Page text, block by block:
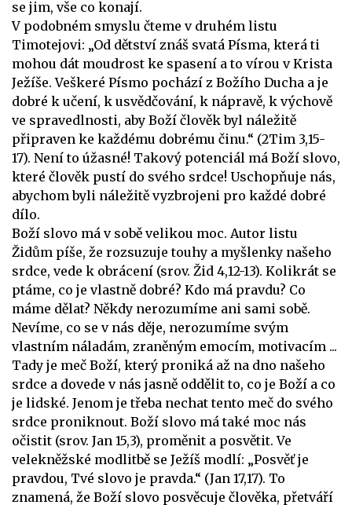
se jim, vše co konají.
V podobném smyslu čteme v druhém listu
Timotejovi: „Od dětství znáš svatá Písma, která ti
mohou dát moudrost ke spasení a to vírou v Krista
Ježíše. Veškeré Písmo pochází z Božího Ducha a je
dobré k učení, k usvědčování, k nápravě, k výchově
ve spravedlnosti, aby Boží člověk byl náležitě
připraven ke každému dobrému činu.“ (2Tim 3,15-
17). Není to úžasné! Takový potenciál má Boží slovo,
které člověk pustí do svého srdce! Uschopňuje nás,
abychom byli náležitě vyzbrojeni pro každé dobré
dílo.
Boží slovo má v sobě velikou moc. Autor listu
Židům píše, že rozsuzuje touhy a myšlenky našeho
srdce, vede k obrácení (srov. Žid 4,12-13). Kolikrát se
ptáme, co je vlastně dobré? Kdo má pravdu? Co
máme dělat? Někdy nerozumíme ani sami sobě.
Nevíme, co se v nás děje, nerozumíme svým
vlastním náladám, zraněným emocím, motivacím ...
Tady je meč Boží, který proniká až na dno našeho
srdce a dovede v nás jasně oddělit to, co je Boží a co
je lidské. Jenom je třeba nechat tento meč do svého
srdce proniknout. Boží slovo má také moc nás
očistit (srov. Jan 15,3), proměnit a posvětit. Ve
velekněžské modlitbě se Ježíš modlí: „Posvěť je
pravdou, Tvé slovo je pravda.“ (Jan 17,17). To
znamená, že Boží slovo posvěcuje člověka, přetváří